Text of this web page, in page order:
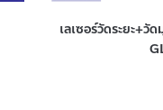
เลเซอร์วัดระยะ+วั